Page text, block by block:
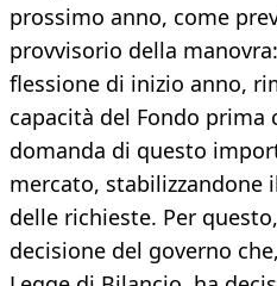
prossimo anno, come
provvisorio della
flessione di inizio anno,
capacità del Fondo prima
domanda di questo
mercato, stabilizzandone
delle richieste. Per
decisione del governo